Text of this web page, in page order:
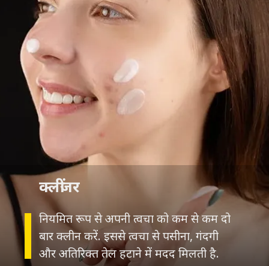
नियमित रूप से अपनी त्वचा को कम से कम दो
बार क्लीन करें. इससे त्वचा से पसीना, गंदगी
और अतिरिक्त तेल हटाने में मदद मिलती है.
क्लींजर